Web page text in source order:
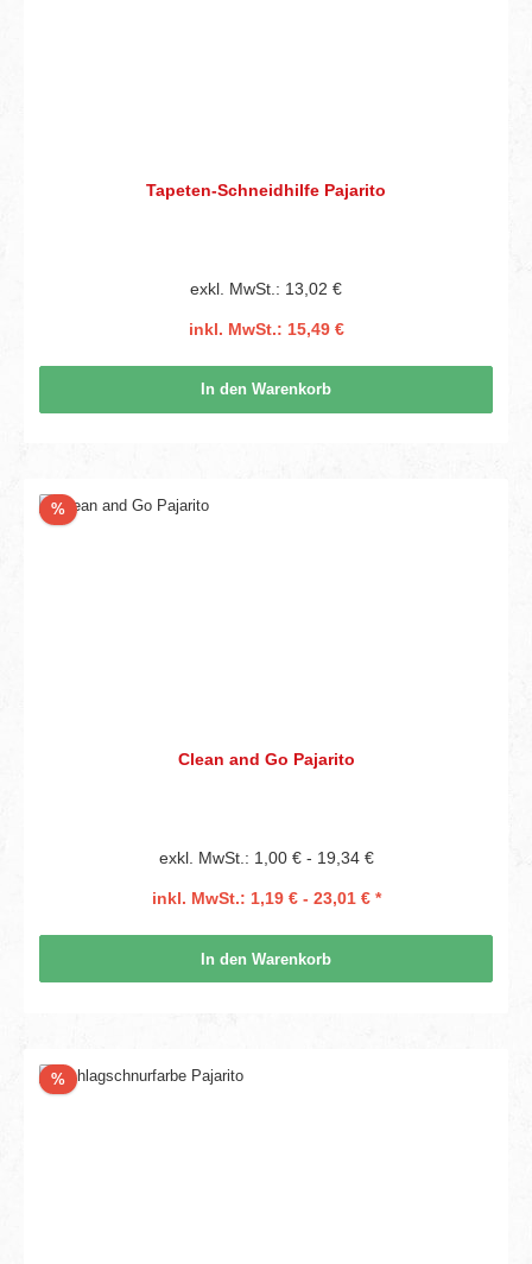
Tapeten-Schneidhilfe Pajarito
exkl. MwSt.: 13,02 €
inkl. MwSt.: 15,49 €
In den Warenkorb
%Rabatt
Clean and Go Pajarito
exkl. MwSt.: 1,00 € - 19,34 €
inkl. MwSt.: 1,19 € - 23,01 € *
In den Warenkorb
%Rabatt